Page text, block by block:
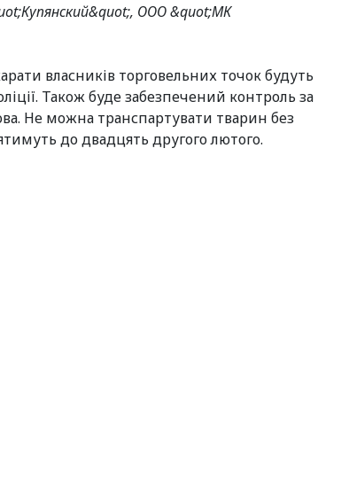
ООО &quot;МК
власників торговельних точок будуть
Також буде забезпечений контроль за
Не можна транспартувати тварин без
до двадцять другого лютого.